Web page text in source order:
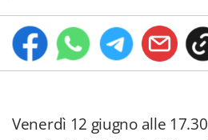
Venerdì 12 giugno alle